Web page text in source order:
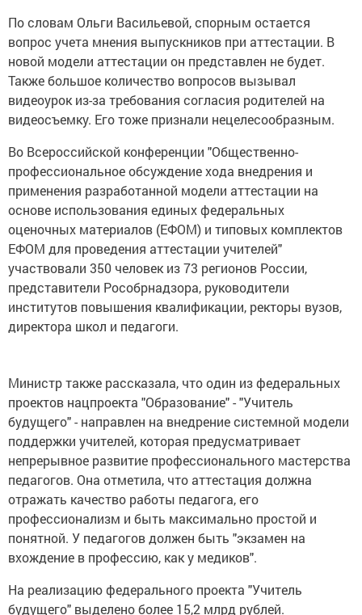
По словам Ольги Васильевой, спорным остается
вопрос учета мнения выпускников при аттестации. В
новой модели аттестации он представлен не будет.
Также большое количество вопросов вызывал
видеоурок из-за требования согласия родителей на
видеосъемку. Его тоже признали нецелесообразным.
Во Всероссийской конференции "Общественно-
профессиональное обсуждение хода внедрения и
применения разработанной модели аттестации на
основе использования единых федеральных
оценочных материалов (ЕФОМ) и типовых комплектов
ЕФОМ для проведения аттестации учителей"
участвовали 350 человек из 73 регионов России,
представители Рособрнадзора, руководители
институтов повышения квалификации, ректоры вузов,
директора школ и педагоги.
Министр также рассказала, что один из федеральных
проектов нацпроекта "Образование" - "Учитель
будущего" - направлен на внедрение системной модели
поддержки учителей, которая предусматривает
непрерывное развитие профессионального мастерства
педагогов. Она отметила, что аттестация должна
отражать качество работы педагога, его
профессионализм и быть максимально простой и
понятной. У педагогов должен быть "экзамен на
вхождение в профессию, как у медиков".
На реализацию федерального проекта "Учитель
будущего" выделено более 15,2 млрд рублей.